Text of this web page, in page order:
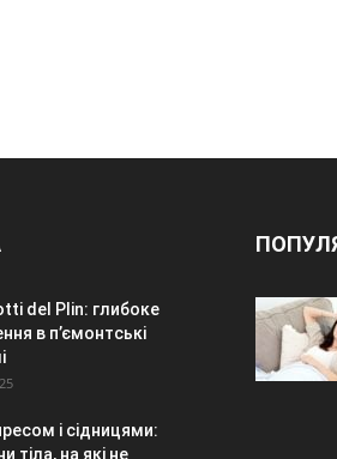
del Plin: глибоке
в п’ємонтські
і сідницями:
тіла, на які не